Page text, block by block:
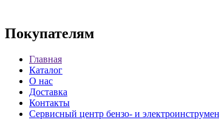
Покупателям
Главная
Каталог
О нас
Доставка
Контакты
Сервисный центр бензо- и